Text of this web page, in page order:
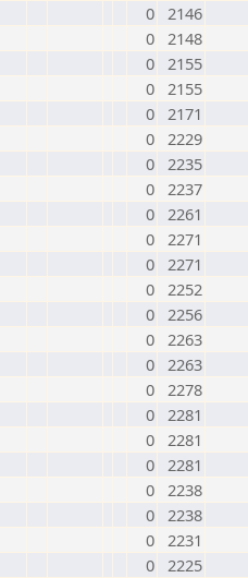
0 2146
0 2148
0 2155
0 2155
0 2171
0 2229
0 2235
0 2237
0 2261
0 2271
0 2271
0 2252
0 2256
0 2263
0 2263
0 2278
0 2281
0 2281
0 2281
0 2238
0 2238
0 2231
0 2225